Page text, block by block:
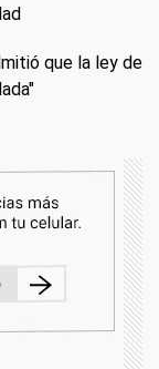
que la ley de